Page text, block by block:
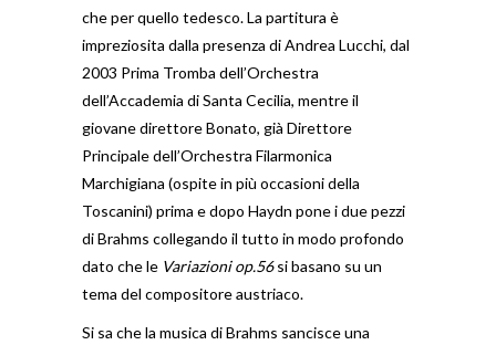
che per quello tedesco. La partitura è
impreziosita dalla presenza di Andrea Lucchi, dal
2003 Prima Tromba dell’Orchestra
dell’Accademia di Santa Cecilia, mentre il
giovane direttore Bonato, già Direttore
Principale dell’Orchestra Filarmonica
Marchigiana (ospite in più occasioni della
Toscanini) prima e dopo Haydn pone i due pezzi
di Brahms collegando il tutto in modo profondo
dato che le Variazioni op.56si basano su un
tema del compositore austriaco.
Si sa che la musica di Brahms sancisce una